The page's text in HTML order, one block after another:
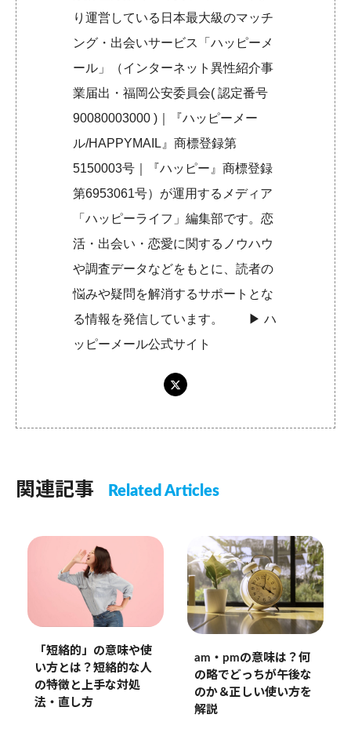
り運営している日本最大級のマッチ
ング・出会いサービス「ハッピーメ
ール」（インターネット異性紹介事
業届出・福岡公安委員会( 認定番号
90080003000 )｜『ハッピーメー
ル/HAPPYMAIL』商標登録第
5150003号｜『ハッピー』商標登録
第6953061号）が運用するメディア
「ハッピーライフ」編集部です。恋
活・出会い・恋愛に関するノウハウ
や調査データなどをもとに、読者の
悩みや疑問を解消するサポートとな
る情報を発信しています。 ▶︎ハ
ッピーメール公式サイト
関連記事 Related Articles
「短絡的」の意味や使
い方とは？短絡的な人
の特徴と上手な対処
法・直し方
am・pmの意味は？何
の略でどっちが午後な
のか＆正しい使い方を
解説